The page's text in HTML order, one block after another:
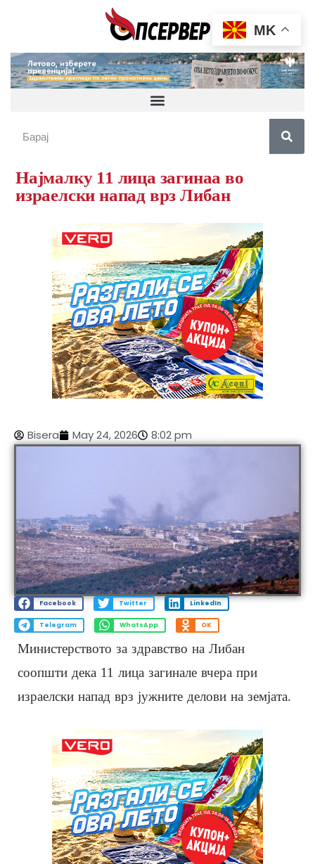
Најмалку 11 лица загинаа во
израелски напад врз Либан
Bisera May 24, 2026 8:02 pm
Facebook Twitter LinkedIn
Telegram WhatsApp OK
Министерството за здравство на Либан
соопшти дека 11 лица загинале вчера при
израелски напад врз јужните делови на земјата.
MK